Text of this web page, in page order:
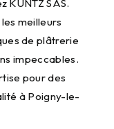
KUNTZ SAS.
meilleurs
de plâtrerie
impeccables.
pour des
à Poigny-le-